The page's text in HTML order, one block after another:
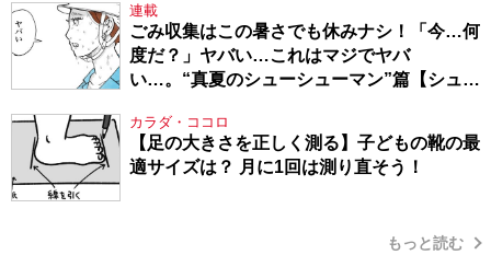
連載
ごみ収集はこの暑さでも休みナシ！「今…何
度だ？」ヤバい…これはマジでヤバ
い…。“真夏のシューシューマン”篇【シュー
カラダ・ココロ
【足の大きさを正しく測る】子どもの靴の最
適サイズは？ 月に1回は測り直そう！
もっと読む